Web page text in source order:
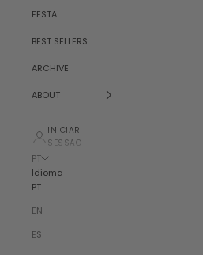
FESTA
BEST SELLERS
ARCHIVE
ABOUT
INICIAR
SESSÃO
PT
Idioma
PT
EN
ES